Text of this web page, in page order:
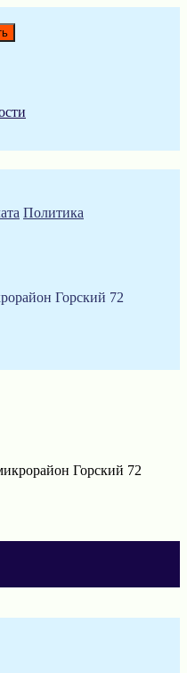
Политика
Горский 72
Горский 72